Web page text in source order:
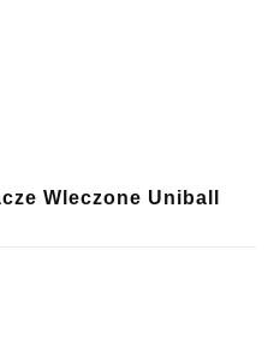
Wleczone Uniball